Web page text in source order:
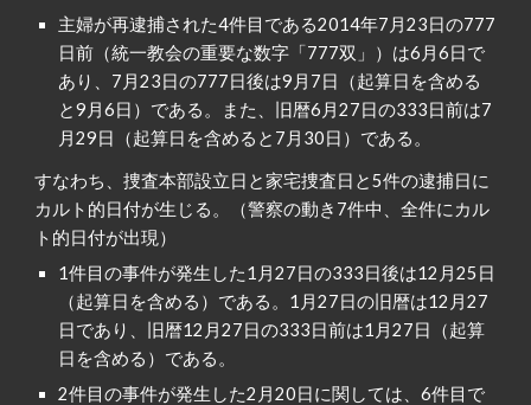
主婦が再逮捕された4件目である2014年7月23日の777
日前（統一教会の重要な数字「777双」）は6月6日で
あり、7月23日の777日後は9月7日（起算日を含める
と9月6日）である。また、旧暦6月27日の333日前は7
月29日（起算日を含めると7月30日）である。
すなわち、捜査本部設立日と家宅捜査日と5件の逮捕日に
カルト的日付が生じる。（警察の動き7件中、全件にカル
ト的日付が出現）
1件目の事件が発生した1月27日の333日後は12月25日
（起算日を含める）である。1月27日の旧暦は12月27
日であり、旧暦12月27日の333日前は1月27日（起算
日を含める）である。
2件目の事件が発生した2月20日に関しては、6件目で